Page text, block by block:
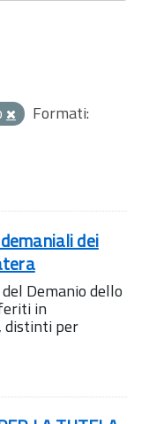
Formati:
dei
Demanio dello
in
distinti per